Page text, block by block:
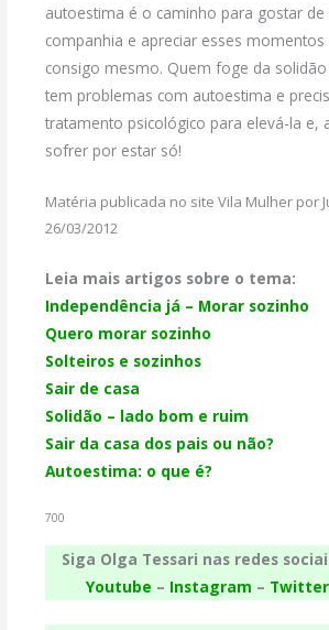
autoestima é o caminho para gostar
companhia e apreciar esses
consigo mesmo. Quem foge da
tem problemas com autoestima e
tratamento psicológico para elevá-la e,
sofrer por estar só!
Matéria publicada no site Vila Mulher por
26/03/2012
Leia mais artigos sobre o tema:
Independência já – Morar sozinho
Quero morar sozinho
Solteiros e sozinhos
Sair de casa
Solidão – lado bom e ruim
Sair da casa dos pais ou não?
Autoestima: o que é?
700
Siga Olga Tessari nas redes
Youtube – Instagram – Twitter